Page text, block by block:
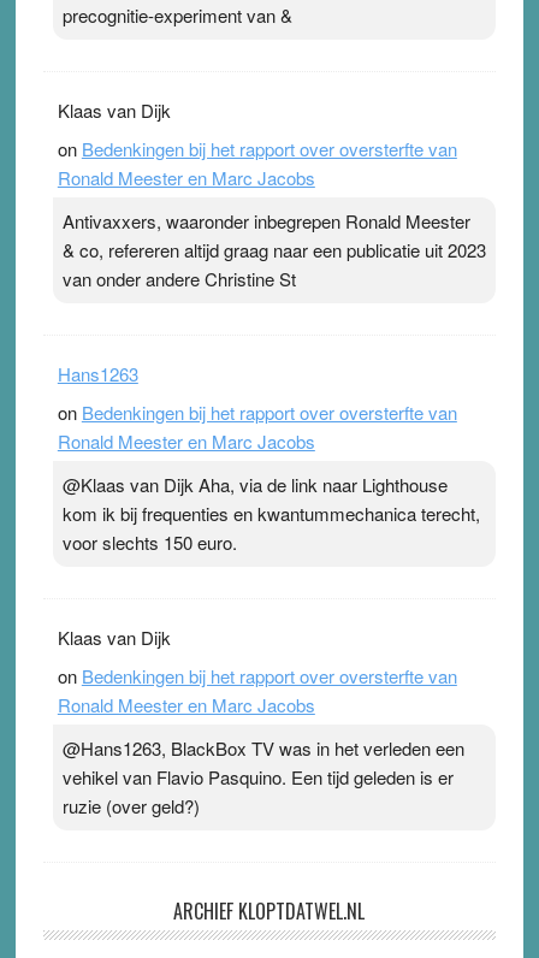
precognitie-experiment van &
Klaas van Dijk
on Bedenkingen bij het rapport over oversterfte van
Ronald Meester en Marc Jacobs
Antivaxxers, waaronder inbegrepen Ronald Meester
& co, refereren altijd graag naar een publicatie uit 2023
van onder andere Christine St
Hans1263
on Bedenkingen bij het rapport over oversterfte van
Ronald Meester en Marc Jacobs
@Klaas van Dijk Aha, via de link naar Lighthouse
kom ik bij frequenties en kwantummechanica terecht,
voor slechts 150 euro.
Klaas van Dijk
on Bedenkingen bij het rapport over oversterfte van
Ronald Meester en Marc Jacobs
@Hans1263, BlackBox TV was in het verleden een
vehikel van Flavio Pasquino. Een tijd geleden is er
ruzie (over geld?)
ARCHIEF KLOPTDATWEL.NL